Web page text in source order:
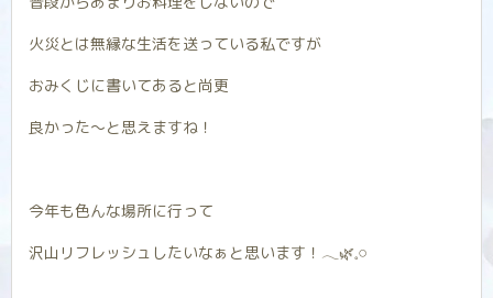
火災とは無縁な生活を送っている私ですが
おみくじに書いてあると尚更
良かった〜と思えますね！
今年も色んな場所に行って
沢山リフレッシュしたいなぁと思います！𓂃🌿𓈒𓏸